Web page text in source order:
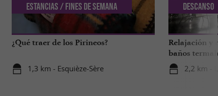
¿Qué traer de los Pirineos?
1,3 km - Esquièze-Sère
Estancias / Fines de semana
Relajación y
baños
2,2 km -
Descanso